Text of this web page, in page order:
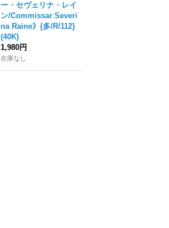
ー・セヴェリナ・レイ
ン/Commissar Severi
na Raine》{多/R/112}
(40K)
1,980円
在庫なし